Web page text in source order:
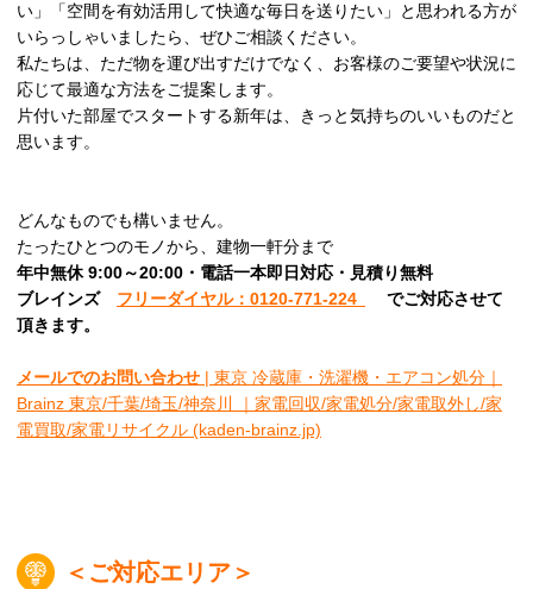
い」「空間を有効活用して快適な毎日を送りたい」と思われる方が
いらっしゃいましたら、ぜひご相談ください。
私たちは、ただ物を運び出すだけでなく、お客様のご要望や状況に
応じて最適な方法をご提案します。
片付いた部屋でスタートする新年は、きっと気持ちのいいものだと
思います。
どんなものでも構いません。
たったひとつのモノから、建物一軒分まで
年中無休 9:00～20:00・電話一本即日対応・見積り無料
ブレインズ フリーダイヤル：0120-771-224
でご対応させて
頂きます。
メールでのお問い合わせ | 東京 冷蔵庫・洗濯機・エアコン処分｜
Brainz 東京/千葉/埼玉/神奈川 ｜家電回収/家電処分/家電取外し/家
電買取/家電リサイクル (kaden-brainz.jp)
＜ご対応エリア＞